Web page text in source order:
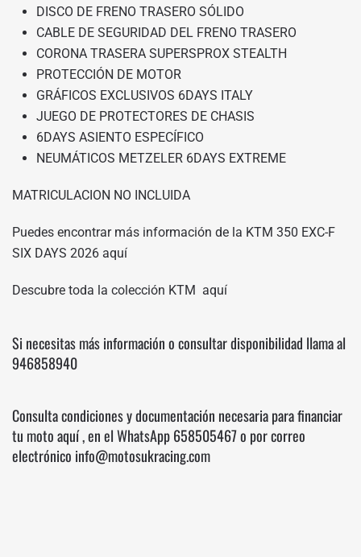
DISCO DE FRENO TRASERO SÓLIDO
CABLE DE SEGURIDAD DEL FRENO TRASERO
CORONA TRASERA SUPERSPROX STEALTH
PROTECCIÓN DE MOTOR
GRÁFICOS EXCLUSIVOS 6DAYS ITALY
JUEGO DE PROTECTORES DE CHASIS
6DAYS ASIENTO ESPECÍFICO
NEUMÁTICOS METZELER 6DAYS EXTREME
MATRICULACION NO INCLUIDA
Puedes encontrar más información de la KTM 350 EXC-F
SIX DAYS 2026 aquí
Descubre toda la colección KTM aquí
Si necesitas más información o consultar disponibilidad llama al
946858940
Consulta condiciones y documentación necesaria para financiar
tu motoaquí, en el WhatsApp658505467o por correo
electrónico info@motosukracing.com